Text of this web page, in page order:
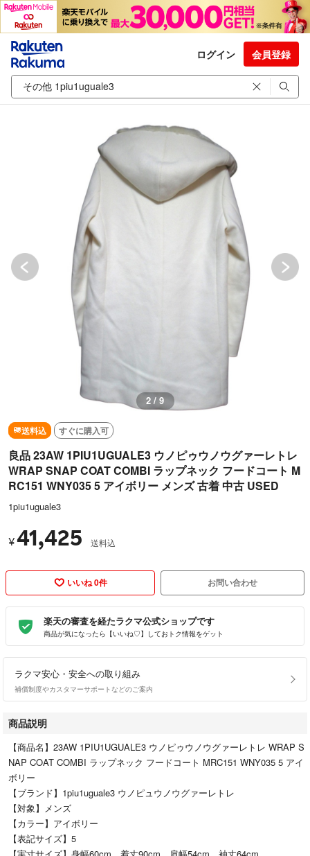
ログイン 会員登録
2 / 9
送料込 すぐに購入可
良品 23AW 1PIU1UGUALE3 ウノピゥウノウグァーレトレ
WRAP SNAP COAT COMBI ラップネック フードコート M
RC151 WNY035 5 アイボリー メンズ 古着 中古 USED
1piu1uguale3
¥41,425 送料込
いいね 0件 お問い合わせ
楽天の審査を経たラクマ公式ショップです
商品が気になったら【いいね♡】しておトク情報をゲット
ラクマ安心・安全への取り組み
補償制度やカスタマーサポートなどのご案内
商品説明
【商品名】23AW 1PIU1UGUALE3 ウノピゥウノウグァーレトレ WRAP S
NAP COAT COMBI ラップネック フードコート MRC151 WNY035 5 アイ
ボリー
【ブランド】1piu1uguale3 ウノピュウノウグァーレトレ
【対象】メンズ
【カラー】アイボリー
【表記サイズ】5